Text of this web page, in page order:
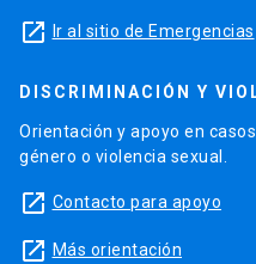
launch Ir al sitio de Emergencias
DISCRIMINACIÓN Y
Orientación y apoyo en
género o violencia sexual.
launch Contacto para apoyo
launch Más orientación